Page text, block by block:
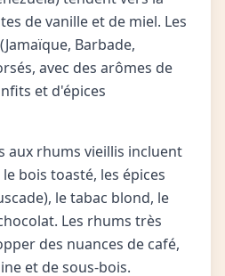
de vanille et de miel. Les
Barbade,
avec des arômes de
et d'épices
aux rhums vieillis incluent
bois toasté, les épices
le tabac blond, le
Les rhums très
des nuances de café,
et de sous-bois.